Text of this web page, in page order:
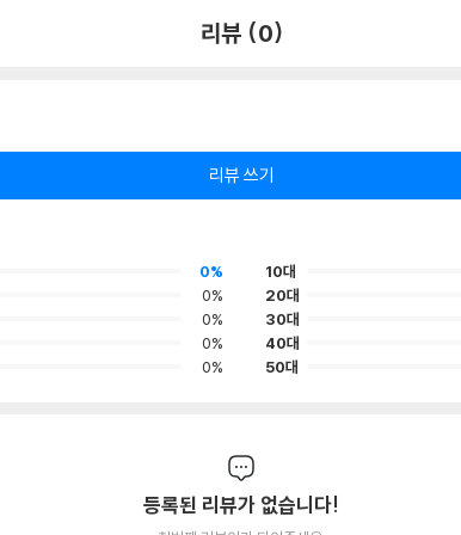
리뷰 (0)
리뷰 쓰기
0%
0%
0%
0%
0%
10대
20대
30대
40대
50대
등록된 리뷰가 없습니다!